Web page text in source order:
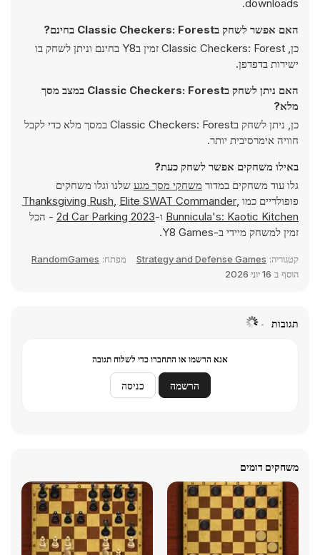
downloads.
האם אפשר לשחק בClassic Checkers: Forest בחינם?
כן, Classic Checkers: Forest זמין בY8 בחינם וניתן לשחק בו
ישירות בדפדפן.
האם ניתן לשחק בClassic Checkers: Forest במצב מסך
מלא?
כן, ניתן לשחק בClassic Checkers: Forest במסך מלא כדי לקבל
חוויה אימרסיבית יותר.
באילו משחקים אפשר לשחק כעת?
גלו עוד משחקים במדור משחקי מסך מגע שלנו וגלו משחקים
פופולריים כמו
Thanksgiving Rush, Elite SWAT Commander,
Bunnicula's: Kaotic Kitchen ו-2d Car Parking 2023
- הכל
זמין למשחק מיידי ב-Y8 Games.
קטגוריה: Strategy and Defense Games מפתח: RandomGames
הוסף ב 16 יוני 2026
תגובות
אנא הרשמו או התחברו כדי לשלוח תגובה
הרשמה כניסה
משחקים דומים